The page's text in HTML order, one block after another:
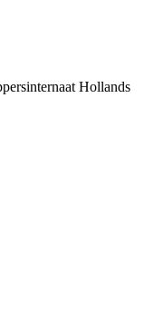
Hollands